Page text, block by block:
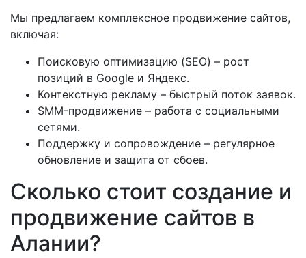
Мы предлагаем комплексное продвижение сайтов,
включая:
Поисковую оптимизацию (SEO) – рост
позиций в Google и Яндекс.
Контекстную рекламу – быстрый поток заявок.
SMM-продвижение – работа с социальными
сетями.
Поддержку и сопровождение – регулярное
обновление и защита от сбоев.
Сколько стоит создание и
продвижение сайтов в
Алании?